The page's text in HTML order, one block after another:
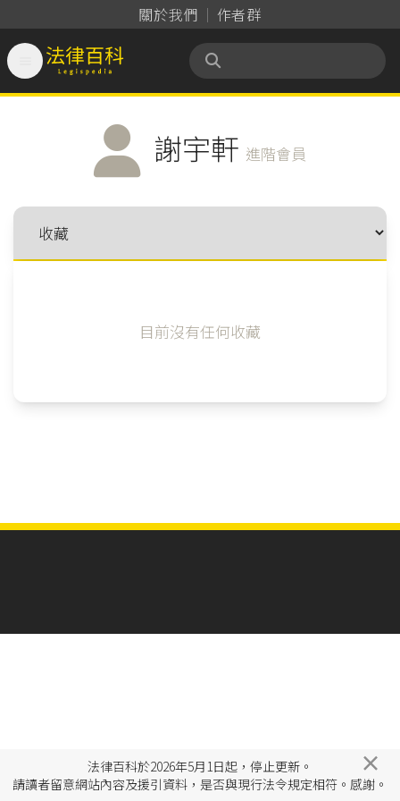
關於我們 作者群
法律百科 Legispedia
謝宇軒 進階會員
目前沒有任何收藏
法律百科於2026年5月1日起，停止更新。
請讀者留意網站內容及援引資料，是否與現行法令規定相符。感謝。
×